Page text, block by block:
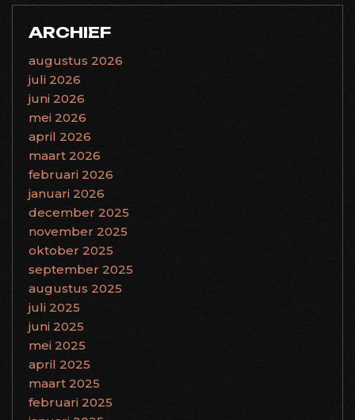
ARCHIEF
augustus 2026
juli 2026
juni 2026
mei 2026
april 2026
maart 2026
februari 2026
januari 2026
december 2025
november 2025
oktober 2025
september 2025
augustus 2025
juli 2025
juni 2025
mei 2025
april 2025
maart 2025
februari 2025